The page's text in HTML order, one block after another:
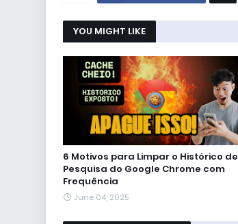
YOU MIGHT LIKE
6 Motivos para Limpar o Histórico de
Pesquisa do Google Chrome com
Frequência
June 04, 2025